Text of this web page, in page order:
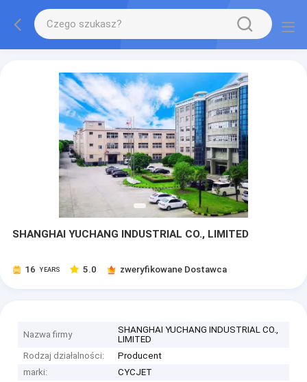
SHANGHAI YUCHANG INDUSTRIAL CO., LIMITED
16 YEARS 5.0 zweryfikowane Dostawca
Nazwa firmy
SHANGHAI YUCHANG INDUSTRIAL CO.,
LIMITED
Rodzaj działalności:
Producent
marki:
CYCJET